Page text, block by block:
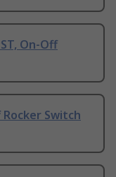
On-Off
Rocker Switch